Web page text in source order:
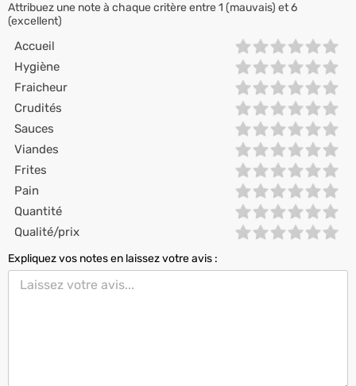
Attribuez une note à chaque critère entre 1 (mauvais) et 6
(excellent)
Accueil
Hygiène
Fraicheur
Crudités
Sauces
Viandes
Frites
Pain
Quantité
Qualité/prix
Expliquez vos notes en laissez votre avis :